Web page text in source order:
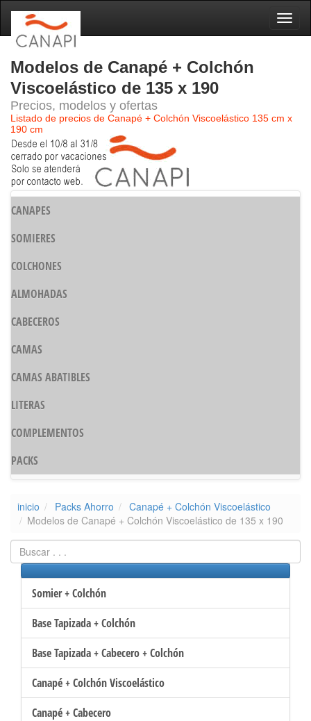
Modelos de Canapé + Colchón
Viscoelástico de 135 x 190
Precios, modelos y ofertas
Listado de precios de Canapé + Colchón Viscoelástico 135 cm x
190 cm
CANAPES
SOMIERES
COLCHONES
ALMOHADAS
CABECEROS
CAMAS
CAMAS ABATIBLES
LITERAS
COMPLEMENTOS
PACKS
inicio Packs Ahorro
Canapé + Colchón Viscoelástico
Modelos de Canapé + Colchón Viscoelástico de 135 x 190
Somier + Colchón
Base Tapizada + Colchón
Base Tapizada + Cabecero + Colchón
Canapé + Colchón Viscoelástico
Canapé + Cabecero